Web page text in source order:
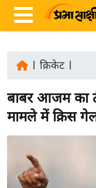
ज़ा
ख
ष्ट्री
क्रिकेट|
बाबर आजम का
मामले में क्रिस